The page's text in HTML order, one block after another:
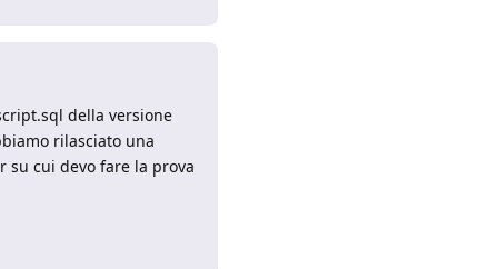
della versione
rilasciato una
su cui devo fare la prova